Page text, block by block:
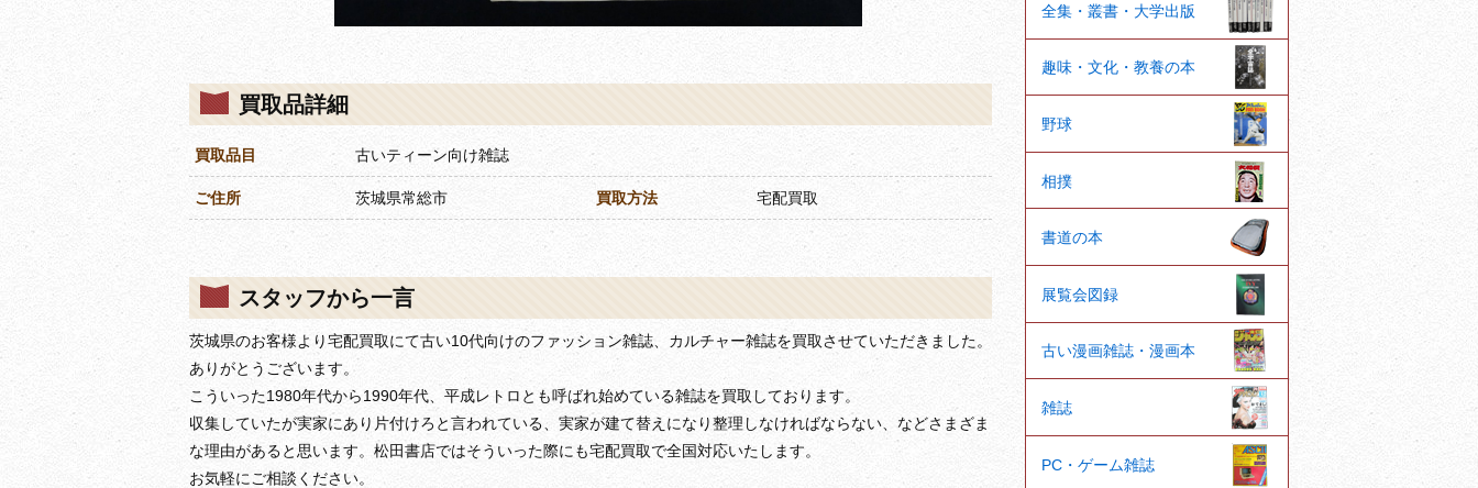
買取品詳細
買取品目 古いティーン向け雑誌
ご住所 茨城県常総市 買取方法 宅配買取
スタッフから一言
茨城県のお客様より宅配買取にて古い10代向けのファッション雑誌、カルチャー雑誌を買取させていただきました。
ありがとうございます。
こういった1980年代から1990年代、平成レトロとも呼ばれ始めている雑誌を買取しております。
収集していたが実家にあり片付けろと言われている、実家が建て替えになり整理しなければならない、などさまざま
な理由があると思います。松田書店ではそういった際にも宅配買取で全国対応いたします。
お気軽にご相談ください。
全集・叢書・大学出版
趣味・文化・教養の本
野球
相撲
書道の本
展覧会図録
古い漫画雑誌・漫画本
雑誌
PC・ゲーム雑誌